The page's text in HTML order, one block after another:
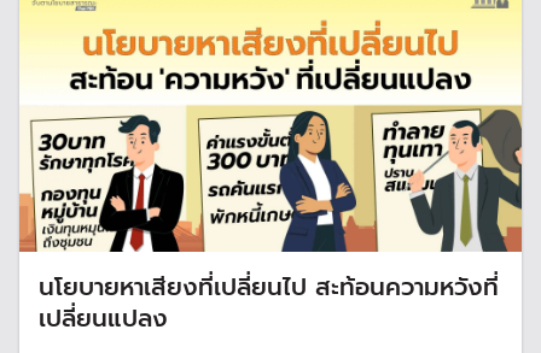
นโยบายหาเสียงที่เปลี่ยนไป สะท้อนความหวังที่
เปลี่ยนแปลง